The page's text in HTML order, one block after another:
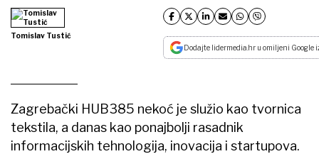
Tomislav Tustić
Dodajte lidermedia.hr u omiljeni Google
Zagrebački HUB385 nekoć je služio kao tvornica
tekstila, a danas kao ponajbolji rasadnik
informacijskih tehnologija, inovacija i startupova.